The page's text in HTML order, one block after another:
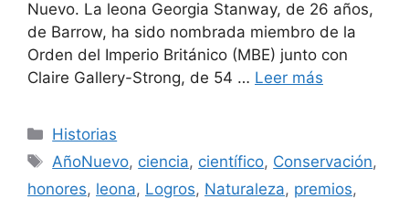
Nuevo. La leona Georgia Stanway, de 26 años,
de Barrow, ha sido nombrada miembro de la
Orden del Imperio Británico (MBE) junto con
Claire Gallery-Strong, de 54 … Leer más
Categorías
Historias
Etiquetas
AñoNuevo, ciencia, científico, Conservación,
honores, leona, Logros, Naturaleza, premios,